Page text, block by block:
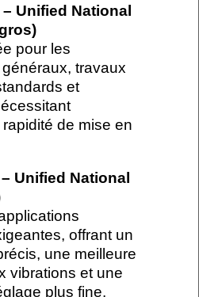
Unified National
pour les
travaux
et
de mise en
Unified National
offrant un
une meilleure
vibrations et une
plus fine.